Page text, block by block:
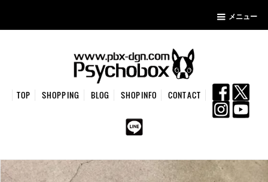
メニュー
TOP SHOPPING BLOG SHOPINFO CONTACT